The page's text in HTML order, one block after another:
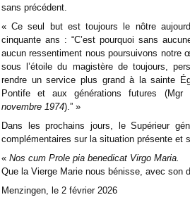
sans précédent.
« Ce seul but est toujours le nôtre
cinquante ans : “C’est pourquoi sans
aucun ressentiment nous poursuivons notre
sous l’étoile du magistère de toujours,
rendre un service plus grand à la sainte
Pontife et aux générations futures (Mgr
novembre 1974).” »
Dans les prochains jours, le Supérieur
complémentaires sur la situation présente et
« Nos cum Prole pia benedicat Virgo Maria.
Que la Vierge Marie nous bénisse, avec son
Menzingen, le 2 février 2026